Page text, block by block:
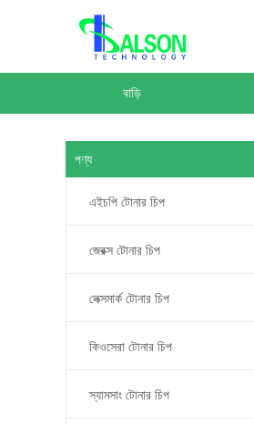
বাড়ি
পণ্য
এইচপি টোনার চিপ
জেরক্স টোনার চিপ
লেক্সমার্ক টোনার চিপ
কিওসেরা টোনার চিপ
স্যামসাং টোনার চিপ